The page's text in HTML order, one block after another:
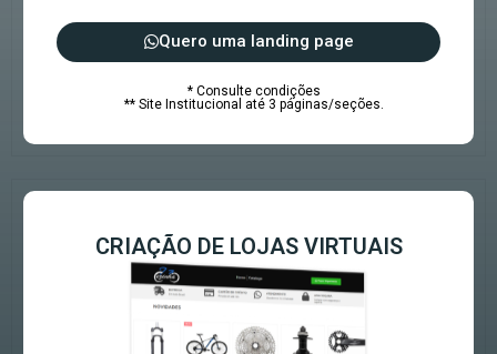
Quero uma landing page
* Consulte condições
** Site Institucional até 3 páginas/seções.
CRIAÇÃO DE LOJAS VIRTUAIS